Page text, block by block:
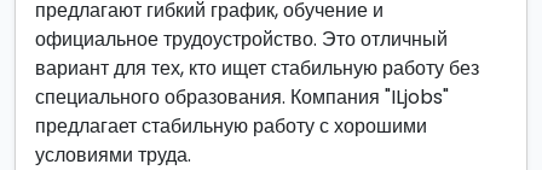
предлагают гибкий график, обучение и
официальное трудоустройство. Это отличный
вариант для тех, кто ищет стабильную работу без
специального образования. Компания "ILjobs"
предлагает стабильную работу с хорошими
условиями труда.